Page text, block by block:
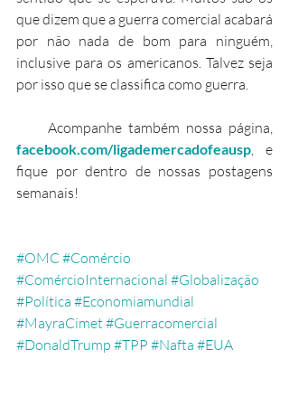
que dizem que a guerra comercial acabará
por não nada de bom para ninguém,
inclusive para os americanos. Talvez seja
por isso que se classifica como guerra.
facebook.com/ligademercadofeausp , e
fique por dentro de nossas postagens
semanais!
#OMC#Comércio
#ComércioInternacional #Globalização
#Política #Economiamundial
#MayraCimet #Guerracomercial
#DonaldTrump #TPP #Nafta #EUA